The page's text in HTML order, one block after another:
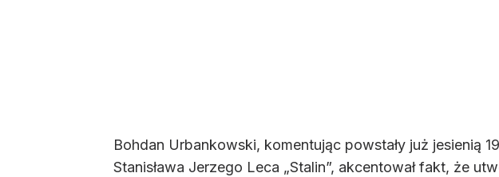
Bohdan Urbankowski, komentując powstały już jesienią
Stanisława Jerzego Leca „Stalin”, akcentował fakt, że